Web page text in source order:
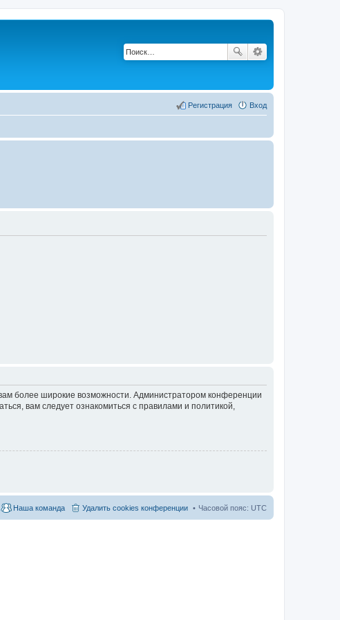
Вход
Регистрация
более широкие возможности. Администратором конференции
вам следует ознакомиться с правилами и политикой,
Часовой пояс: UTC
Удалить cookies конференции
Наша команда